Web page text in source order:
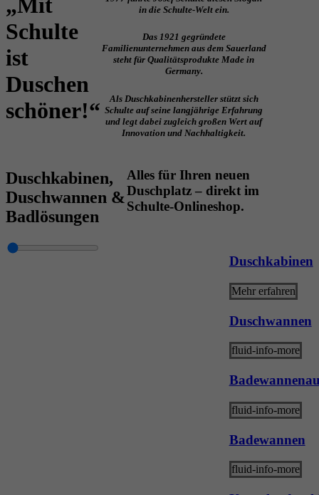
„Mit
Schulte
ist
Duschen
schöner!“
in die Schulte-Welt ein.
Das 1921 gegründete
Familienunternehmen aus dem Sauerland
steht für Qualitätsprodukte Made in
Germany.
Als Duschkabinenhersteller stützt sich
Schulte auf seine langjährige Erfahrung
und legt dabei zugleich großen Wert auf
Innovation und Nachhaltigkeit.
Duschkabinen,
Duschwannen &
Badlösungen
Alles für Ihren neuen
Duschplatz – direkt im
Schulte-Onlineshop.
Duschkabinen
Mehr erfahren
Duschwannen
fluid-info-more
fluid-info-more
Badewannen
fluid-info-more